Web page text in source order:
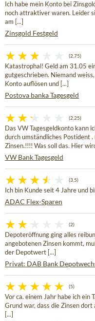
Ich habe mein Konto bei
noch attraktiver waren. Leider
am [...]
Zinsgold Festgeld
(2,75)
Katastrophal! Geld am 31.05
gutgeschrieben. Niemand
Konto auflösen und [...]
Postova banka Tagesgeld
(2,25)
Das VW Tagesgeldkonto kann
durch umständliches Postident
Zinsen.!!!! Was soll das. Hier
VW Bank Tagesgeld
(3,5)
Ich bin Kunde seit 4 Jahre und
ADAC Flex-Sparen
(2)
Depoteröffnung ging alles
angebotenen Zinsen kommt,
der Depotwert [...]
Privat: DAB Bank
(5)
Vor ca. einem Jahr habe ich ein
Grund war, dass die Zinsen
[...]